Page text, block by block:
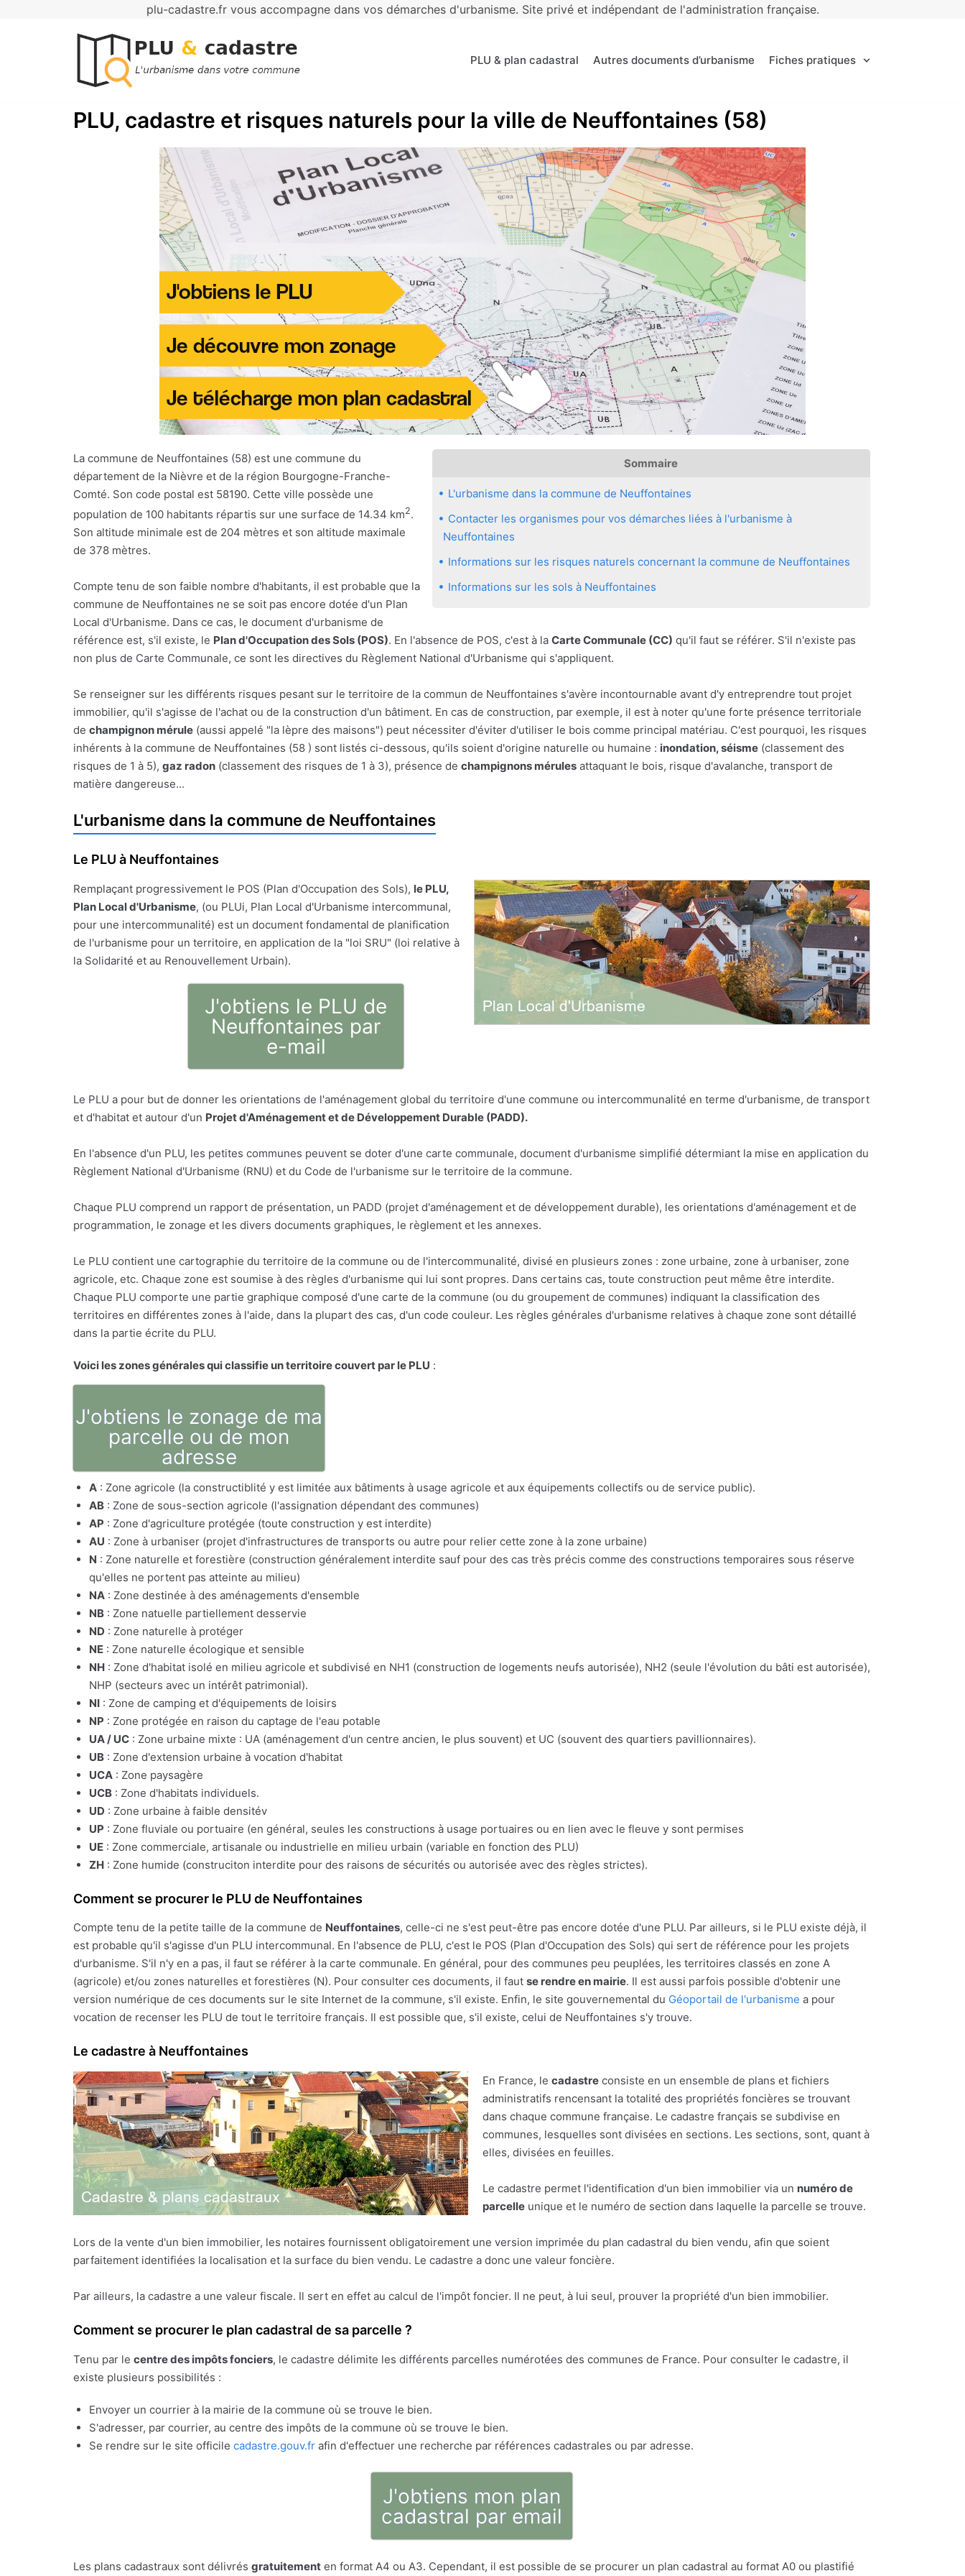
plu-cadastre.fr vous accompagne dans vos démarches d'urbanisme. Site privé et indépendant de l'administration française.
PLU & plan cadastral Autres documents d’urbanisme Fiches pratiques
PLU, cadastre et risques naturels pour la ville de Neuffontaines (58)
Sommaire
L'urbanisme dans la commune de Neuffontaines
Contacter les organismes pour vos démarches liées à l'urbanisme à
Neuffontaines
Informations sur les risques naturels concernant la commune de Neuffontaines
Informations sur les sols à Neuffontaines
La commune de Neuffontaines (58) est une commune du
département de la Nièvre et de la région Bourgogne-Franche-
Comté. Son code postal est 58190. Cette ville possède une
population de 100 habitants répartis sur une surface de 14.34 km2.
Son altitude minimale est de 204 mètres et son altitude maximale
de 378 mètres.
Compte tenu de son faible nombre d'habitants, il est probable que la
commune de Neuffontaines ne se soit pas encore dotée d'un Plan
Local d'Urbanisme. Dans ce cas, le document d'urbanisme de
référence est, s'il existe, le Plan d'Occupation des Sols (POS). En l'absence de POS, c'est à la Carte Communale (CC) qu'il faut se référer. S'il n'existe pas
non plus de Carte Communale, ce sont les directives du Règlement National d'Urbanisme qui s'appliquent.
Se renseigner sur les différents risques pesant sur le territoire de la commun de Neuffontaines s'avère incontournable avant d'y entreprendre tout projet
immobilier, qu'il s'agisse de l'achat ou de la construction d'un bâtiment. En cas de construction, par exemple, il est à noter qu'une forte présence territoriale
de champignon mérule (aussi appelé "la lèpre des maisons") peut nécessiter d'éviter d'utiliser le bois comme principal matériau. C'est pourquoi, les risques
inhérents à la commune de Neuffontaines (58 ) sont listés ci-dessous, qu'ils soient d'origine naturelle ou humaine : inondation, séisme (classement des
risques de 1 à 5), gaz radon (classement des risques de 1 à 3), présence de champignons mérules attaquant le bois, risque d'avalanche, transport de
matière dangereuse...
L'urbanisme dans la commune de Neuffontaines
Le PLU à Neuffontaines
Remplaçant progressivement le POS (Plan d'Occupation des Sols), le PLU,
Plan Local d'Urbanisme, (ou PLUi, Plan Local d'Urbanisme intercommunal,
pour une intercommunalité) est un document fondamental de planification
de l'urbanisme pour un territoire, en application de la "loi SRU" (loi relative à
la Solidarité et au Renouvellement Urbain).
J'obtiens le PLU de
Neuffontaines par
e-mail
Le PLU a pour but de donner les orientations de l'aménagement global du territoire d'une commune ou intercommunalité en terme d'urbanisme, de transport
et d'habitat et autour d'un Projet d'Aménagement et de Développement Durable (PADD).
En l'absence d'un PLU, les petites communes peuvent se doter d'une carte communale, document d'urbanisme simplifié détermiant la mise en application du
Règlement National d'Urbanisme (RNU) et du Code de l'urbanisme sur le territoire de la commune.
Chaque PLU comprend un rapport de présentation, un PADD (projet d'aménagement et de développement durable), les orientations d'aménagement et de
programmation, le zonage et les divers documents graphiques, le règlement et les annexes.
Le PLU contient une cartographie du territoire de la commune ou de l'intercommunalité, divisé en plusieurs zones : zone urbaine, zone à urbaniser, zone
agricole, etc. Chaque zone est soumise à des règles d'urbanisme qui lui sont propres. Dans certains cas, toute construction peut même être interdite.
Chaque PLU comporte une partie graphique composé d'une carte de la commune (ou du groupement de communes) indiquant la classification des
territoires en différentes zones à l'aide, dans la plupart des cas, d'un code couleur. Les règles générales d'urbanisme relatives à chaque zone sont détaillé
dans la partie écrite du PLU.
Voici les zones générales qui classifie un territoire couvert par le PLU :
J'obtiens le zonage de ma
parcelle ou de mon
adresse
A : Zone agricole (la constructiblité y est limitée aux bâtiments à usage agricole et aux équipements collectifs ou de service public).
AB : Zone de sous-section agricole (l'assignation dépendant des communes)
AP : Zone d'agriculture protégée (toute construction y est interdite)
AU : Zone à urbaniser (projet d'infrastructures de transports ou autre pour relier cette zone à la zone urbaine)
N : Zone naturelle et forestière (construction généralement interdite sauf pour des cas très précis comme des constructions temporaires sous réserve
qu'elles ne portent pas atteinte au milieu)
NA : Zone destinée à des aménagements d'ensemble
NB : Zone natuelle partiellement desservie
ND : Zone naturelle à protéger
NE : Zone naturelle écologique et sensible
NH : Zone d'habitat isolé en milieu agricole et subdivisé en NH1 (construction de logements neufs autorisée), NH2 (seule l'évolution du bâti est autorisée),
NHP (secteurs avec un intérêt patrimonial).
NI : Zone de camping et d'équipements de loisirs
NP : Zone protégée en raison du captage de l'eau potable
UA / UC : Zone urbaine mixte : UA (aménagement d'un centre ancien, le plus souvent) et UC (souvent des quartiers pavillionnaires).
UB : Zone d'extension urbaine à vocation d'habitat
UCA : Zone paysagère
UCB : Zone d'habitats individuels.
UD : Zone urbaine à faible densitév
UP : Zone fluviale ou portuaire (en général, seules les constructions à usage portuaires ou en lien avec le fleuve y sont permises
UE : Zone commerciale, artisanale ou industrielle en milieu urbain (variable en fonction des PLU)
ZH : Zone humide (construciton interdite pour des raisons de sécurités ou autorisée avec des règles strictes).
Comment se procurer le PLU de Neuffontaines
Compte tenu de la petite taille de la commune de Neuffontaines, celle-ci ne s'est peut-être pas encore dotée d'une PLU. Par ailleurs, si le PLU existe déjà, il
est probable qu'il s'agisse d'un PLU intercommunal. En l'absence de PLU, c'est le POS (Plan d'Occupation des Sols) qui sert de référence pour les projets
d'urbanisme. S'il n'y en a pas, il faut se référer à la carte communale. En général, pour des communes peu peuplées, les territoires classés en zone A
(agricole) et/ou zones naturelles et forestières (N). Pour consulter ces documents, il faut se rendre en mairie. Il est aussi parfois possible d'obtenir une
version numérique de ces documents sur le site Internet de la commune, s'il existe. Enfin, le site gouvernemental du Géoportail de l'urbanisme a pour
vocation de recenser les PLU de tout le territoire français. Il est possible que, s'il existe, celui de Neuffontaines s'y trouve.
Le cadastre à Neuffontaines
En France, le cadastre consiste en un ensemble de plans et fichiers
administratifs rencensant la totalité des propriétés foncières se trouvant
dans chaque commune française. Le cadastre français se subdivise en
communes, lesquelles sont divisées en sections. Les sections, sont, quant à
elles, divisées en feuilles.
Le cadastre permet l'identification d'un bien immobilier via un numéro de
parcelle unique et le numéro de section dans laquelle la parcelle se trouve.
Lors de la vente d'un bien immobilier, les notaires fournissent obligatoirement une version imprimée du plan cadastral du bien vendu, afin que soient
parfaitement identifiées la localisation et la surface du bien vendu. Le cadastre a donc une valeur foncière.
Par ailleurs, la cadastre a une valeur fiscale. Il sert en effet au calcul de l'impôt foncier. Il ne peut, à lui seul, prouver la propriété d'un bien immobilier.
Comment se procurer le plan cadastral de sa parcelle ?
Tenu par le centre des impôts fonciers, le cadastre délimite les différents parcelles numérotées des communes de France. Pour consulter le cadastre, il
existe plusieurs possibilités :
Envoyer un courrier à la mairie de la commune où se trouve le bien.
S'adresser, par courrier, au centre des impôts de la commune où se trouve le bien.
Se rendre sur le site officile cadastre.gouv.fr afin d'effectuer une recherche par références cadastrales ou par adresse.
J'obtiens mon plan
cadastral par email
Les plans cadastraux sont délivrés gratuitement en format A4 ou A3. Cependant, il est possible de se procurer un plan cadastral au format A0 ou plastifié